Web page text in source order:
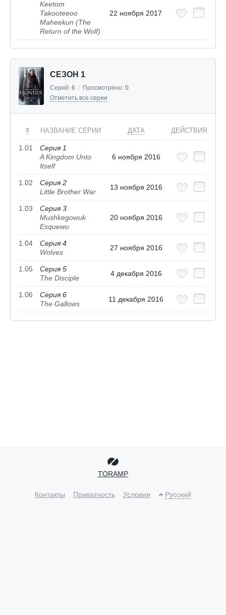
Keetom
Takooteeoo
Maheekun (The
Return of the Wolf)
22 ноября 2017
СЕЗОН 1
Серий: 6 / Просмотрено: 0
Отметить все серии
# НАЗВАНИЕ СЕРИИ ДАТА ДЕЙСТВИЯ
1.01
Серия 1
A Kingdom Unto
Itself
6 ноября 2016
1.02
Серия 2
Little Brother War
13 ноября 2016
1.03
Серия 3
Mushkegowuk
Esquewu
20 ноября 2016
1.04
Серия 4
Wolves
27 ноября 2016
1.05
Серия 5
The Disciple
4 декабря 2016
1.06
Серия 6
The Gallows
11 декабря 2016
TORAMP
Контакты Приватность Условия Русский